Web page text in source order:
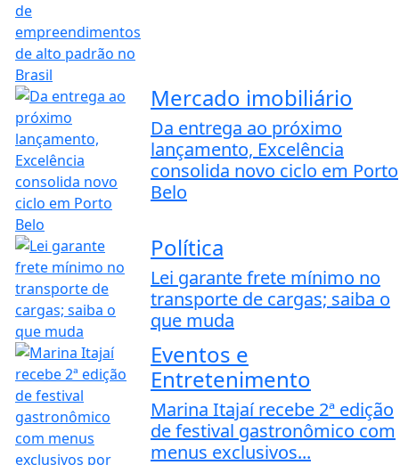
Mercado imobiliário
Da entrega ao próximo
lançamento, Excelência
consolida novo ciclo em Porto
Belo
Política
Lei garante frete mínimo no
transporte de cargas; saiba o
que muda
Eventos e
Entretenimento
Marina Itajaí recebe 2ª edição
de festival gastronômico com
menus exclusivos...